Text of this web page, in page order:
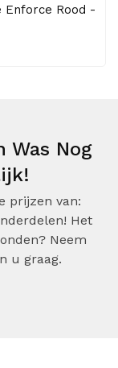
Enforce Rood -
Was Nog
prijzen van:
Het
Neem
u graag.